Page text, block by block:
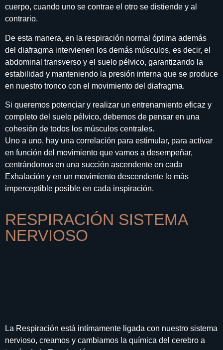
cuerpo, cuando uno se contrae el otro se distiende y al
contrario.
De esta manera, en la respiración normal óptima además
del diafragma intervienen los demás músculos, es decir, el
abdominal transverso y el suelo pélvico, garantizando la
estabilidad y manteniendo la presión interna que se produce
en nuestro tronco con el movimiento del diafragma.
Si queremos potenciar y realizar un entrenamiento eficaz y
completo del suelo pélvico, debemos de pensar en una
cohesión de todos los músculos centrales.
Uno a uno, hay una correlación para estimular, para activar
en función del movimiento que vamos a desempeñar,
centrándonos en una succión ascendente en cada
Exhalación y en un movimiento descendente lo más
imperceptible posible en cada inspiración.
RESPIRACIÓN SISTEMA
NERVIOSO
La Respiración está intímamente ligada con nuestro sistema
nervioso, creamos y cambiamos la química del cerebro a